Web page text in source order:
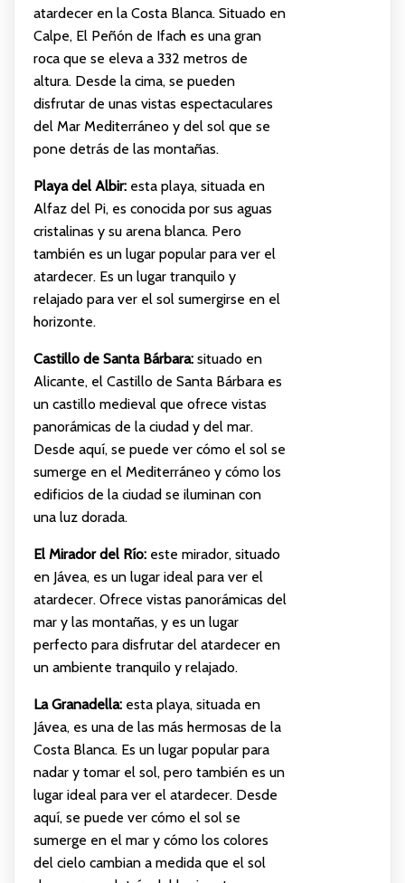
atardecer en la Costa Blanca. Situado en
Calpe, El Peñón de Ifach es una gran
roca que se eleva a 332 metros de
altura. Desde la cima, se pueden
disfrutar de unas vistas espectaculares
del Mar Mediterráneo y del sol que se
pone detrás de las montañas.
Playa del Albir:esta playa, situada en
Alfaz del Pi, es conocida por sus aguas
cristalinas y su arena blanca. Pero
también es un lugar popular para ver el
atardecer. Es un lugar tranquilo y
relajado para ver el sol sumergirse en el
horizonte.
Castillo de Santa Bárbara:situado en
Alicante, el Castillo de Santa Bárbara es
un castillo medieval que ofrece vistas
panorámicas de la ciudad y del mar.
Desde aquí, se puede ver cómo el sol se
sumerge en el Mediterráneo y cómo los
edificios de la ciudad se iluminan con
una luz dorada.
El Mirador del Río:este mirador, situado
en Jávea, es un lugar ideal para ver el
atardecer. Ofrece vistas panorámicas del
mar y las montañas, y es un lugar
perfecto para disfrutar del atardecer en
un ambiente tranquilo y relajado.
La Granadella:esta playa, situada en
Jávea, es una de las más hermosas de la
Costa Blanca. Es un lugar popular para
nadar y tomar el sol, pero también es un
lugar ideal para ver el atardecer. Desde
aquí, se puede ver cómo el sol se
sumerge en el mar y cómo los colores
del cielo cambian a medida que el sol